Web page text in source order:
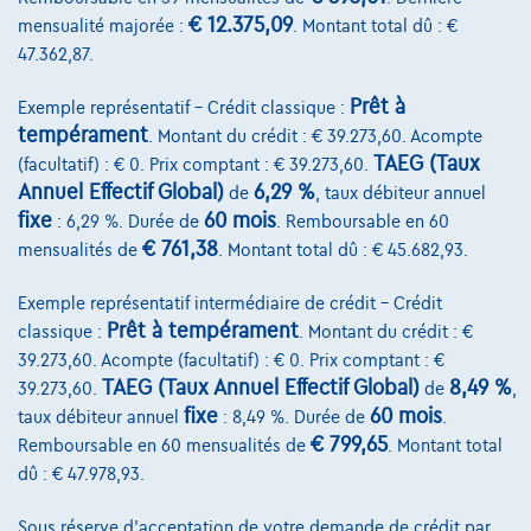
mensualité majorée : € 12.375,09. Montant total dû : €
47.362,87.
Exemple représentatif – Crédit classique : Prêt à
tempérament . Montant du crédit : € 39.273,60. Acompte
(facultatif) : € 0. Prix comptant : € 39.273,60. TAEG (Taux
Annuel Effectif Global) de 6,29 % , taux débiteur annuel
fixe : 6,29 %. Durée de 60 mois . Remboursable en 60
mensualités de € 761,38 . Montant total dû : € 45.682,93.
Exemple représentatif intermédiaire de crédit – Crédit
classique : Prêt à tempérament . Montant du crédit : €
39.273,60. Acompte (facultatif) : € 0. Prix comptant : €
39.273,60. TAEG (Taux Annuel Effectif Global) de 8,49 %
taux débiteur annuel fixe : 8,49 %. Durée de 60 mois
Remboursable en 60 mensualités de € 799,65. Montant total
dû : € 47.978,93.
Sous réserve d'acceptation de votre demande de crédit par
Devenez client
Charte de qualité
Nos dealers
Nos partenaires
Contact
@2024 TCS Mobility SA/NV Copyright
Conditions Générales